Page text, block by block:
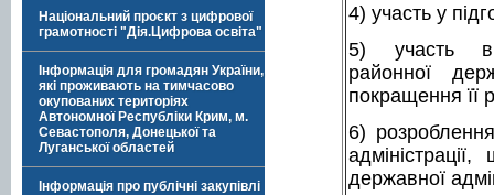
Національний проєкт з цифрової
грамотності "Дія.Цифрова освіта"
Інформація для громадян України,
які проживають на тимчасово
окупованих територіях
Автономної Республіки Крим, м.
Севастополя, Донецької та
Луганської областей
Інформація про публічні закупівлі
4) участь у
5) участь в
районної
покращення її
6)
державної